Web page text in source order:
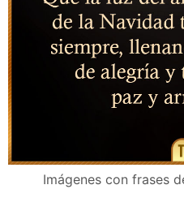
Imágenes con frases